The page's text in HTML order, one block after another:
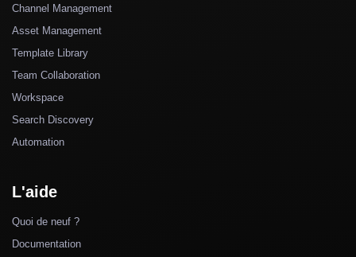
Channel Management
Asset Management
Template Library
Team Collaboration
Workspace
Search Discovery
Automation
L'aide
Quoi de neuf ?
Documentation